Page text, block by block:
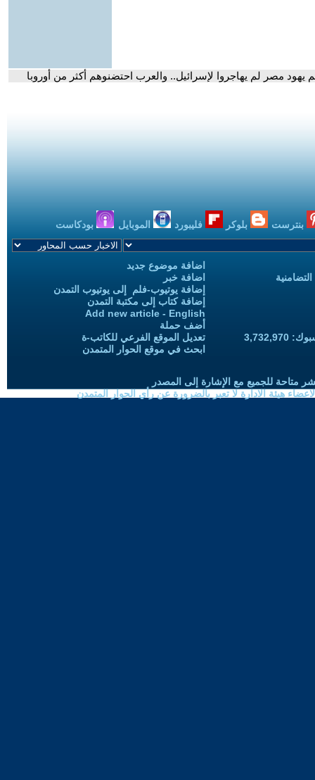
مصر لم يهاجروا لإسرائيل.. والعرب احتضنوهم أكثر من أوروبا
بنترست بلوكر فليبورد الموبايل بودكاست
اضافة موضوع جديد
اضافة خبر
إضافة يوتيوب-فلم إلى يوتيوب التمدن
إضافة كتاب إلى مكتبة التمدن
Add new article - English
أضف حملة
تعديل الموقع الفرعي للكاتب-ة
ابحث في موقع الحوار المتمدن
متاحة للجميع مع الإشارة إلى المصدر
هيئة الادارة لا تعبر بالضرورة عن رأي الحوار المتمدن